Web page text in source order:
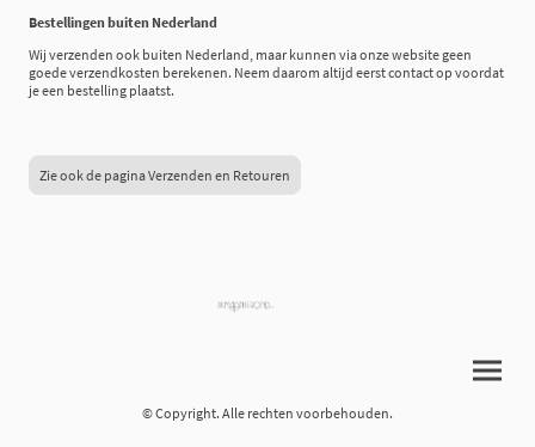
Bestellingen buiten Nederland
Wij verzenden ook buiten Nederland, maar kunnen via onze website geen
goede verzendkosten berekenen. Neem daarom altijd eerst contact op voordat
je een bestelling plaatst.
Zie ook de pagina Verzenden en Retouren
© Copyright. Alle rechten voorbehouden.